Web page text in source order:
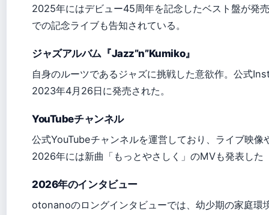
2025年にはデビュー45周年を記念したベスト盤が発
での記念ライブも告知されている。
ジャズアルバム『Jazz”n”Kumiko』
自身のルーツであるジャズに挑戦した意欲作。公式
2023年4月26日に発売された。
YouTubeチャンネル
公式YouTubeチャンネルを運営しており、ライブ映像
2026年には新曲「もっとやさしく」のMVも発表した
2026年のインタビュー
otonanoのロングインタビューでは、幼少期の家庭環